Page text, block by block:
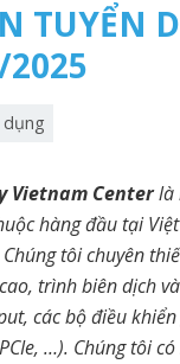
TUYỂN
dụng
Vietnam Centerlà
hàng đầu tại
tôi chuyên
trình biên dịch
các bộ điều
…). Chúng tôi